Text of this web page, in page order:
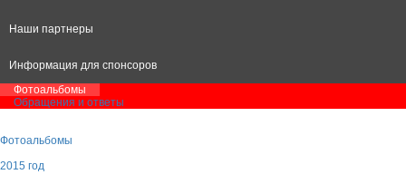
Наши партнеры
Информация для спонсоров
Фотоальбомы
Обращения и ответы
Фотоальбомы
2015 год